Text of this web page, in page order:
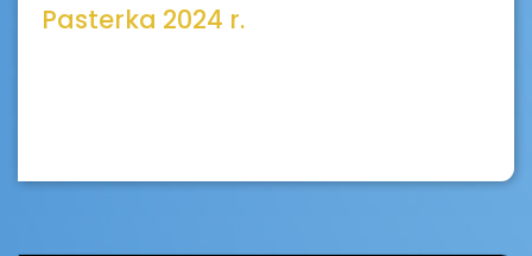
Pasterka 2024 r.